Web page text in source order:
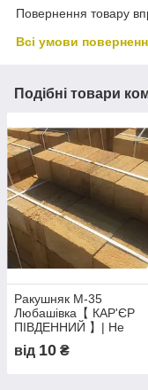
Повернення товару
Всі умови
Подібні товари
Ракушняк М-35
Любашівка【 КАР'ЄР
ПІВДЕННИЙ 】| Не
Кар'єра
від 10 ₴